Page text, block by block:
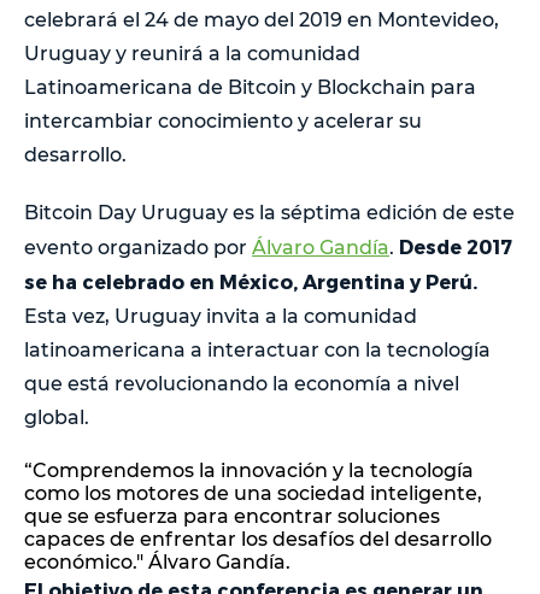
celebrará el 24 de mayo del 2019 en Montevideo,
Uruguay y reunirá a la comunidad
Latinoamericana de Bitcoin y Blockchain para
intercambiar conocimiento y acelerar su
desarrollo.
Bitcoin Day Uruguay es la séptima edición de este
evento organizado por Álvaro Gandía. Desde 2017
se ha celebrado en México, Argentina y Perú.
Esta vez, Uruguay invita a la comunidad
latinoamericana a interactuar con la tecnología
que está revolucionando la economía a nivel
global.
“Comprendemos la innovación y la tecnología
como los motores de una sociedad inteligente,
que se esfuerza para encontrar soluciones
capaces de enfrentar los desafíos del desarrollo
económico." Álvaro Gandía.